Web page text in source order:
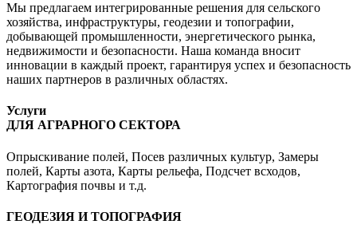
Мы предлагаем интегрированные решения для сельского
хозяйства, инфраструктуры, геодезии и топографии,
добывающей промышленности, энергетического рынка,
недвижимости и безопасности. Наша команда вносит
инновации в каждый проект, гарантируя успех и безопасность
наших партнеров в различных областях.
Услуги
ДЛЯ АГРАРНОГО СЕКТОРА
Опрыскивание полей, Посев различных культур, Замеры
полей, Карты азота, Карты рельефа, Подсчет всходов,
Картография почвы и т.д.
ГЕОДЕЗИЯ И ТОПОГРАФИЯ